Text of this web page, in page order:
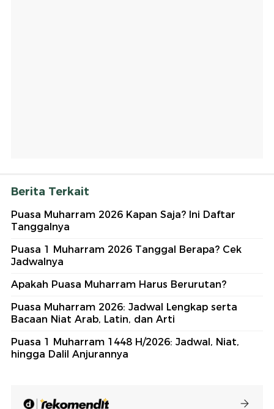
Berita Terkait
Puasa Muharram 2026 Kapan Saja? Ini Daftar
Tanggalnya
Puasa 1 Muharram 2026 Tanggal Berapa? Cek
Jadwalnya
Apakah Puasa Muharram Harus Berurutan?
Puasa Muharram 2026: Jadwal Lengkap serta
Bacaan Niat Arab, Latin, dan Arti
Puasa 1 Muharram 1448 H/2026: Jadwal, Niat,
hingga Dalil Anjurannya